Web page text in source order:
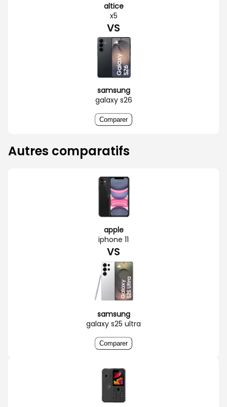
altice
x5
VS
samsung
galaxy s26
Comparer
Autres comparatifs
apple
iphone 11
VS
samsung
galaxy s25 ultra
Comparer